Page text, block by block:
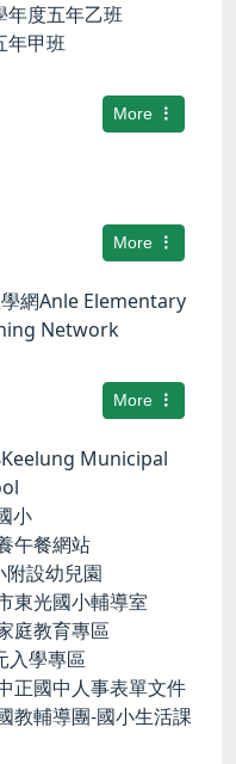
年度五年乙班
年甲班
More
More
網Anle Elementary
Network
More
Keelung Municipal
小
午餐網站
設幼兒園
東光國小輔導室
庭教育專區
入學專區
正國中人事表單文件
教輔導團-國小生活課